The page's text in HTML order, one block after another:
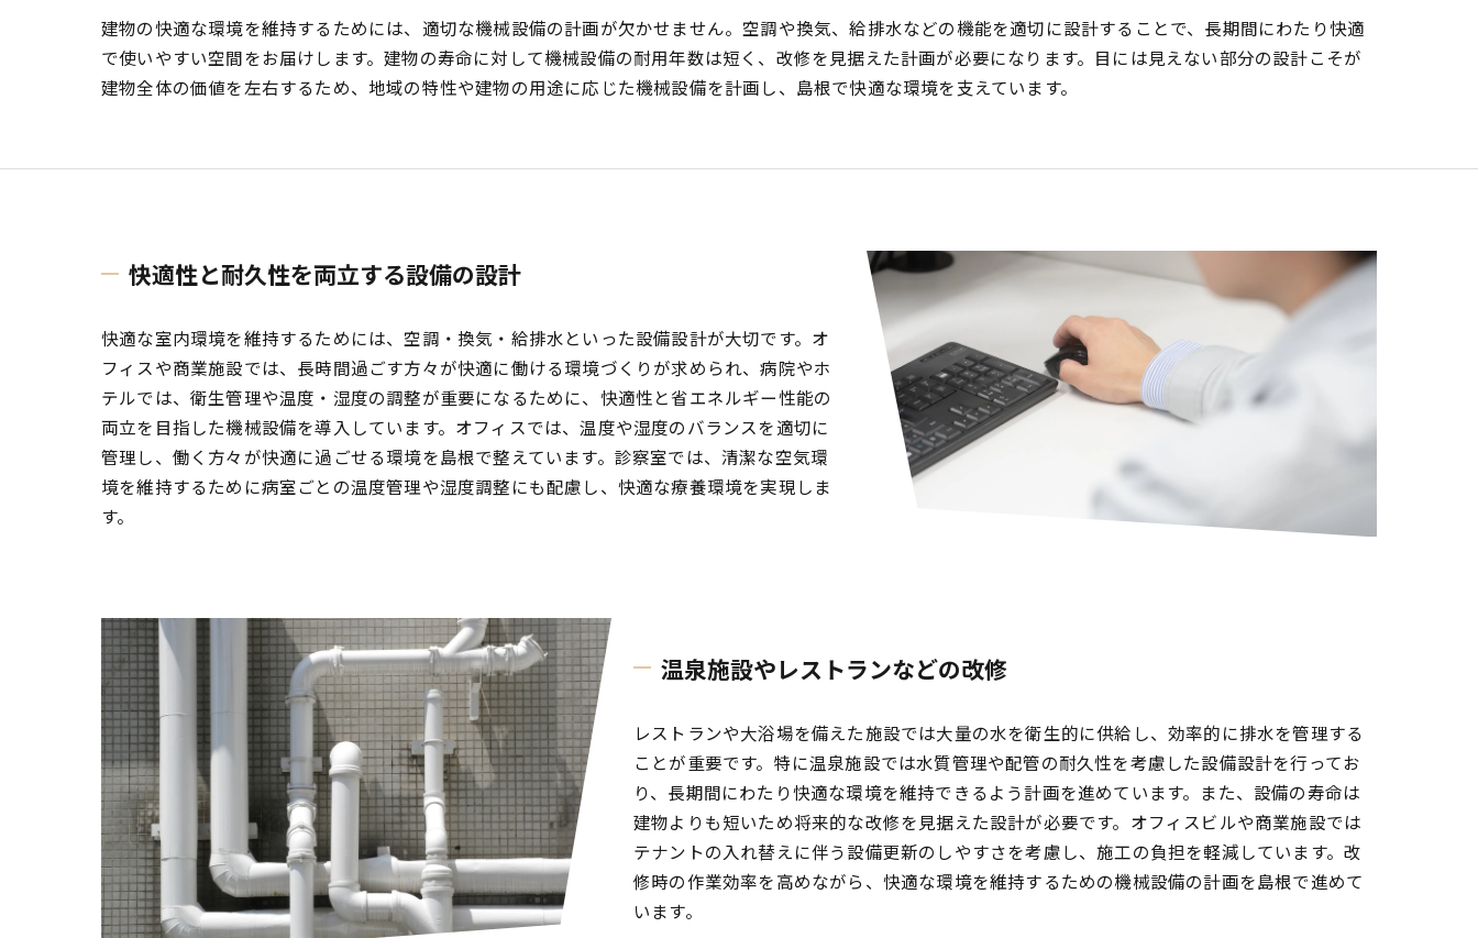
建物の快適な環境を維持するためには、適切な機械設備の計画が欠かせません。空調や換気、給排水などの機能を適切に設計することで、長期間にわたり快適
で使いやすい空間をお届けします。建物の寿命に対して機械設備の耐用年数は短く、改修を見据えた計画が必要になります。目には見えない部分の設計こそが
建物全体の価値を左右するため、地域の特性や建物の用途に応じた機械設備を計画し、島根で快適な環境を支えています。
快適性と耐久性を両立する設備の設計
快適な室内環境を維持するためには、空調・換気・給排水といった設備設計が大切です。オ
フィスや商業施設では、長時間過ごす方々が快適に働ける環境づくりが求められ、病院やホ
テルでは、衛生管理や温度・湿度の調整が重要になるために、快適性と省エネルギー性能の
両立を目指した機械設備を導入しています。オフィスでは、温度や湿度のバランスを適切に
管理し、働く方々が快適に過ごせる環境を島根で整えています。診察室では、清潔な空気環
境を維持するために病室ごとの温度管理や湿度調整にも配慮し、快適な療養環境を実現しま
す。
温泉施設やレストランなどの改修
レストランや大浴場を備えた施設では大量の水を衛生的に供給し、効率的に排水を管理する
ことが重要です。特に温泉施設では水質管理や配管の耐久性を考慮した設備設計を行ってお
り、長期間にわたり快適な環境を維持できるよう計画を進めています。また、設備の寿命は
建物よりも短いため将来的な改修を見据えた設計が必要です。オフィスビルや商業施設では
テナントの入れ替えに伴う設備更新のしやすさを考慮し、施工の負担を軽減しています。改
修時の作業効率を高めながら、快適な環境を維持するための機械設備の計画を島根で進めて
います。